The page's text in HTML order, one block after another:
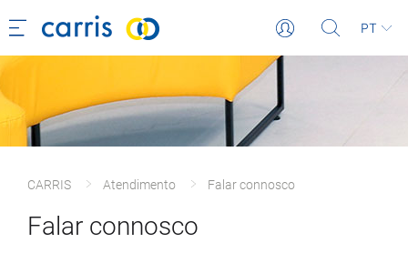
PT
CARRIS Atendimento Falar connosco
Falar connosco